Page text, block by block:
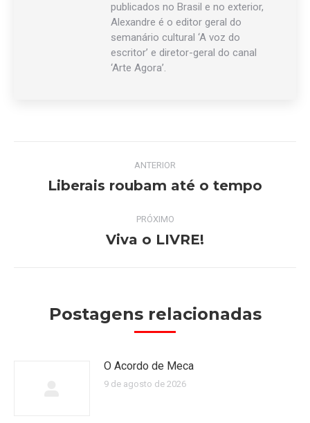
publicados no Brasil e no exterior,
Alexandre é o editor geral do
semanário cultural ‘A voz do
escritor’ e diretor-geral do canal
‘Arte Agora’.
NavegaçãoANTERIOR
Post
Liberais roubam até o tempo
PRÓXIMO
Próximo
Viva o LIVRE!
Postagens relacionadas
O Acordo de Meca
9 de agosto de 2026